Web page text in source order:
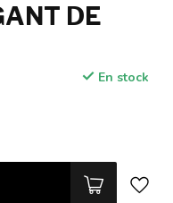
DE
En stock